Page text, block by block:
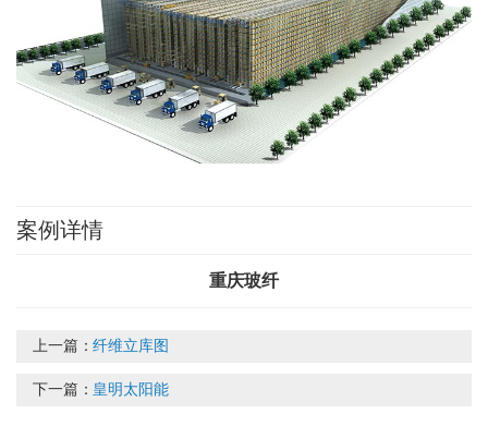
案例详情
重庆玻纤
上一篇：纤维立库图
下一篇： 皇明太阳能